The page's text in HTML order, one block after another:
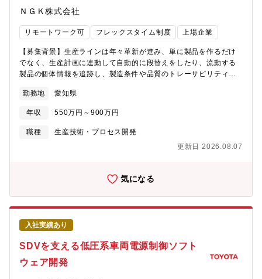
側監視システム)製品領域をスコープとした先行開発を担う部署で
す。先行開発というポジション特性上、スピード感を維持しなが
ら、後工程である量産開発に繋がる業務品質の維持確保の両立が
チャレンジングな課題となります。業務領域はシステム開発・ソ
フトウェア開発に加え、AI(人工知能及び機械学習)の利用もスコー
プであり、幅広い業務ドメインで活躍頂けます。②組織構成◎部
としては約150名の組織です◎キャリア入社比率は 約25％家電
当社は、業務プロセスや社内ルールなどが整備されているという
が期待されています。◎勤務地は、東京・愛知があり、リモート
勤務を併用し、場所にとらわれない形で業務を推進できます。
人口減少という社会問題に挑戦・グローバル市場を支える製造現
場での活躍職務内容A/TやCVT、HEVの生産工場にて、加工工程の
生産性向上を推進していただきます。工場に潜むムダやロスを顕
TPMの考え方を基に、自動化をはじめとする自分のアイデアを具
現化できます。具体的な業務内容・自動化技術検討・具現化（自
動化設備仕様検討、導入、維持管理）・生産性向上を目的とした
ラインレイアウト・工程の改善・変更・生産阻害の低減活動（故
ＮＧＫ株式会社
リモートワーク可 フレックスタイム制度 上場企業
【募集背景】生産ラインは年々革新が進み、単に製品を作るだけ
でなく、生産計画に連動して自動的に段替えをしたり、流動する
製品の個体情報を追跡し、製造条件や品質のトレーサビリティを
重視される中、制御設計者の必要性が増しています。【職務の特
色】当社およびグループ会社を含む全ての工場と生産設備・シス
テム設計に携わることができます。また、システム設計・制御設
計の強みを生かし、生産計画と連動した設備設計や自動化設計の
技術を生産設備へ活かす取り組みに参画でき、大きな達成感を味
次第で、幅広い経験を積むことを通じてキャリアを広げることが
できる職務です。■【対象製品・工程例】※工程、設備のみなら
ず、製品開発に携わることもございます。・各工場の生産設備
■【技術例】※社内にとどまらず、グループ会社オールの課題解決
に取り組みます。・DX（AR/MR/VR）技術 ・無線(5G)技術・
MESサーバ、DBサーバ等のサーバ構築技術・産業ロボット、画像
処理に関する技術・AI利活用、AIプログラミング生成【職務の概
要】社内工場で必要となる生産設備の設備制御/システム設計、CN
関連システム開発、DX技術の探索と設備への応用、試運転立上
勤務地 愛知県
年収 550万円～900万円
職種
生産技術・プロセス開発
更新日 2026.08.07
気になる
入社実績あり
SDVを支える低圧系車両電源制御ソフト
ウェア開発